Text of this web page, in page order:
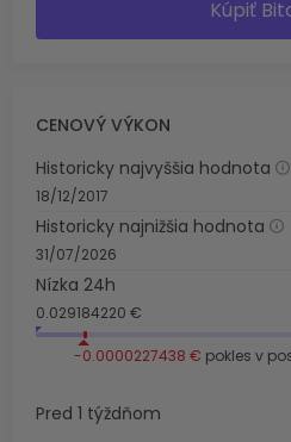
Kúpiť
CENOVÝ VÝKON
Historicky najvyššia hodnota
18/12/2017
Historicky najnižšia hodnota
31/07/2026
Nízka 24h
0.029184220 €
-0.0000227438 € pokles v
Pred 1 týždňom